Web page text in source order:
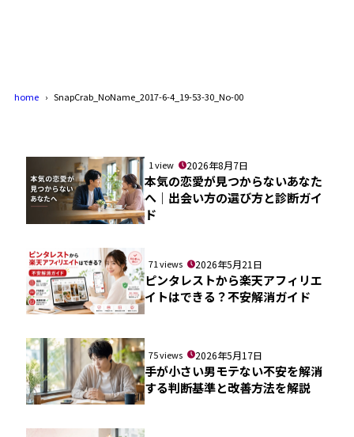
home SnapCrab_NoName_2017-6-4_19-53-30_No-00
1 view 2026年8月7日
本気の恋愛が見つからないあなた
へ｜出会い方の選び方と診断ガイ
ド
71 views 2026年5月21日
ピンタレストから楽天アフィリエ
イトはできる？不安解消ガイド
75 views 2026年5月17日
手が小さい男モテない不安を解消
する判断基準と改善方法を解説